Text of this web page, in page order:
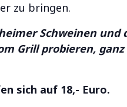
zu bringen.
Schweinen und
Grill probieren,
sich auf 18,- Euro.